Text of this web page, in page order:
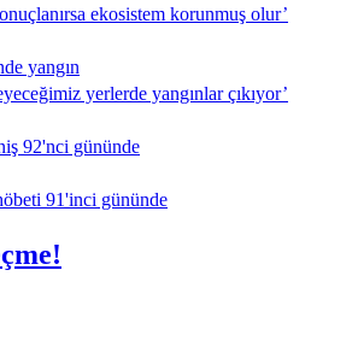
ekosistem korunmuş olur’
yangın
yerlerde yangınlar çıkıyor’
92'nci gününde
91'inci gününde